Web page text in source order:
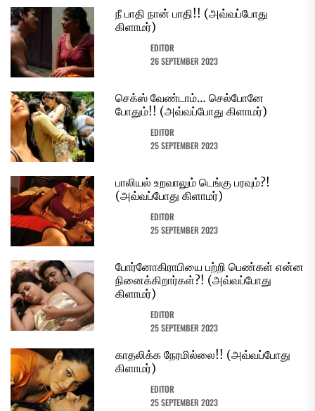
நீ பாதி நான் பாதி!! (அவ்வப்போது
கிளாமர்)
EDITOR
26 SEPTEMBER 2023
செக்ஸ் வேண்டாம்… செல்போனே
போதும்!! (அவ்வப்போது கிளாமர்)
EDITOR
25 SEPTEMBER 2023
பாலியல் உறவாலும் டெங்கு பரவும்?!
(அவ்வப்போது கிளாமர்)
EDITOR
25 SEPTEMBER 2023
போர்னோகிராபியை பற்றி பெண்கள் என்ன
நினைக்கிறார்கள்?! (அவ்வப்போது
கிளாமர்)
EDITOR
25 SEPTEMBER 2023
காதலிக்க நேரமில்லை!! (அவ்வப்போது
கிளாமர்)
EDITOR
25 SEPTEMBER 2023